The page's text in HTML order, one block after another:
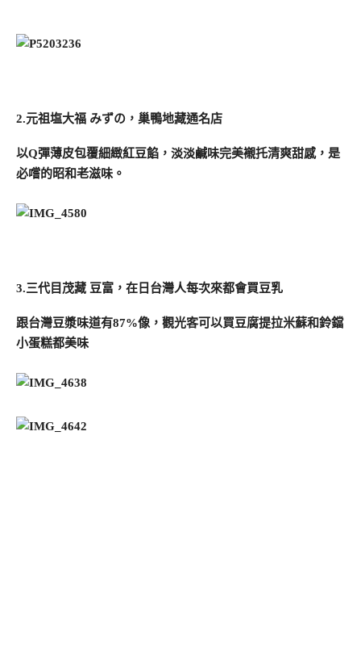
2.元祖塩大福 みずの，巢鴨地藏通名店
以Q彈薄皮包覆細緻紅豆餡，淡淡鹹味完美襯托清爽甜感，是
必嚐的昭和老滋味。
3.三代目茂藏 豆富，在日台灣人每次來都會買豆乳
跟台灣豆漿味道有87%像，觀光客可以買豆腐提拉米蘇和鈴鐺
小蛋糕都美味